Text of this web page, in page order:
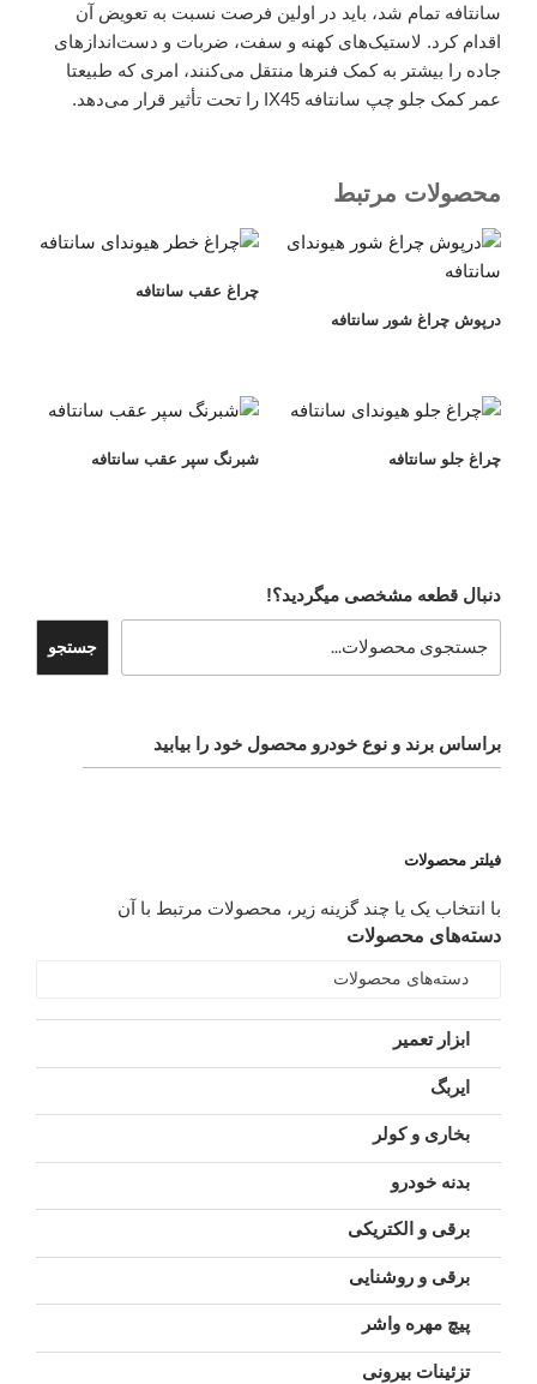
سانتافه تمام شد، باید در اولین فرصت نسبت به تعویض آن
اقدام کرد. لاستیک‌های کهنه و سفت، ضربات و دست‌اندازهای
جاده را بیشتر به کمک فنرها منتقل می‌کنند، امری که طبیعتا
عمر کمک جلو چپ سانتافه IX45 را تحت تأثیر قرار می‌دهد.
محصولات مرتبط
درپوش چراغ شور سانتافه
چراغ عقب سانتافه
چراغ جلو سانتافه شبرنگ سپر عقب سانتافه
دنبال قطعه مشخصی میگردید؟!
جستجو
براساس برند و نوع خودرو محصول خود را بیابید
فیلتر محصولات
با انتخاب یک یا چند گزینه زیر، محصولات مرتبط با آن
دسته‌های محصولات
دسته‌های محصولات
ابزار تعمیر
ایربگ
بخاری و کولر
بدنه خودرو
برقی و الکتریکی
برقی و روشنایی
پیچ مهره واشر
تزئینات بیرونی